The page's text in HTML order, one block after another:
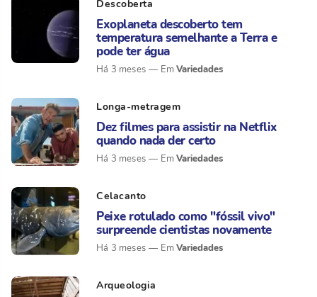
Descoberta
Exoplaneta descoberto tem
temperatura semelhante a Terra e
pode ter água
Há 3 meses Variedades
Longa-metragem
Dez filmes para assistir na Netflix
quando nada der certo
Há 3 meses Variedades
Celacanto
Peixe rotulado como "fóssil vivo"
surpreende cientistas novamente
Há 3 meses Variedades
Arqueologia